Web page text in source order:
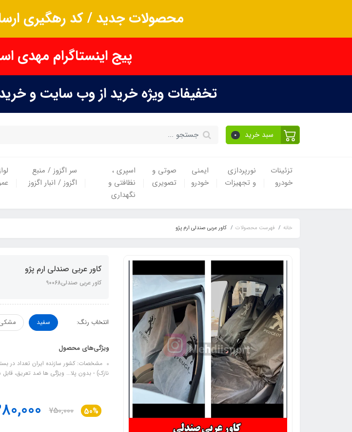
محصولات جدید / کد رهگیری
پیج اینستاگرام مهدی
تخفیفات ویژه خرید از وب سایت و
سبد خرید 0
تزئینات
خودرو
نورپردازی
و تجهیزات
ایمنی
خودرو
صوتی و
تصویری
اسپری ،
نظافتی و
نگهداری
سر اگزوز / منبع
اگزوز / انبار اگزوز
خانه فهرست محصولات کاور عربی صندلی ارم پژو
کاور عربی صندلی ارم پژو
کاور عربی صندلی90068
انتخاب رنگ: سفید
ویژگی‌های محصول
نازک) - بدون پلا... ویژگی‌ ها ضد تعریق،
50%
750,000